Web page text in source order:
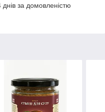
за домовленістю